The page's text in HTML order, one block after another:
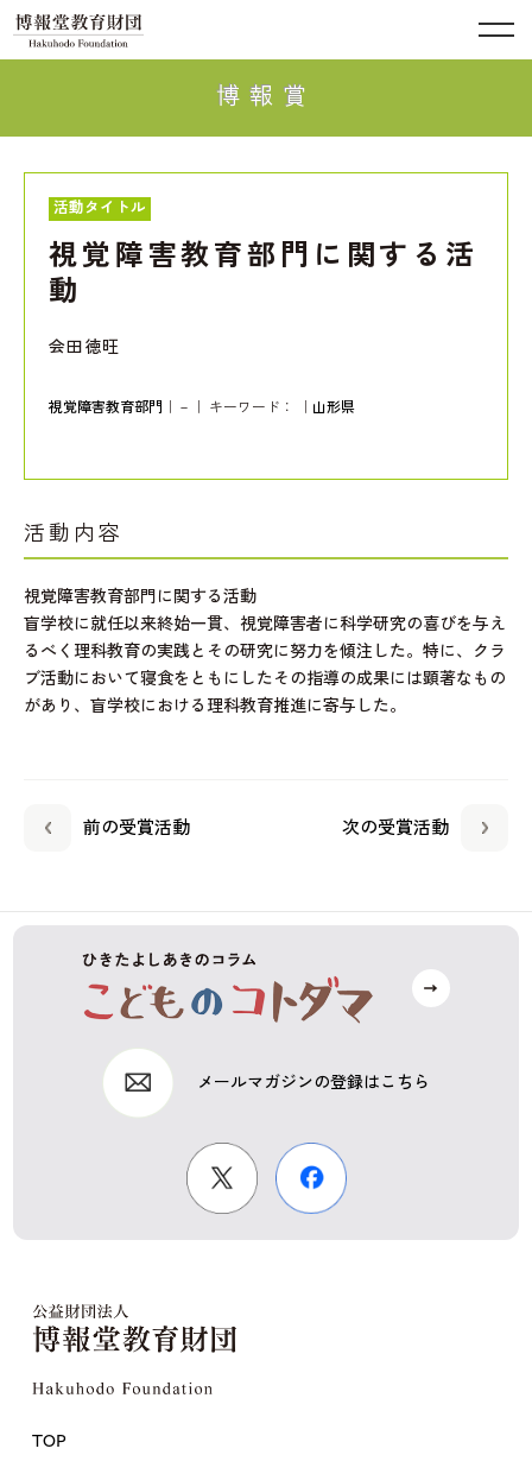
博報賞
活動タイトル
視覚障害教育部門に関する活
動
会田 徳旺
視覚障害教育部門 ｜－｜ キーワード： 山形県
活動内容
視覚障害教育部門に関する活動
盲学校に就任以来終始一貫、視覚障害者に科学研究の喜びを与え
るべく理科教育の実践とその研究に努力を傾注した。特に、クラ
ブ活動において寝食をともにしたその指導の成果には顕著なもの
があり、盲学校における理科教育推進に寄与した。
前の受賞活動 次の受賞活動
メールマガジンの登録はこちら
TOP